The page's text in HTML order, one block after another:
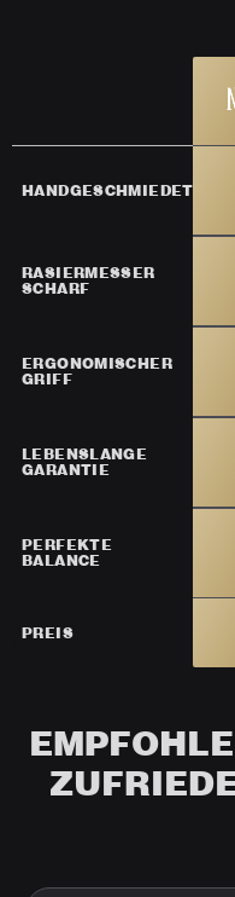
HANDGESCHMIEDET
RASIERMESSER
SCHARF
ERGONOMISCHER
GRIFF
LEBENSLANGE
GARANTIE
PERFEKTE
BALANCE
PREIS